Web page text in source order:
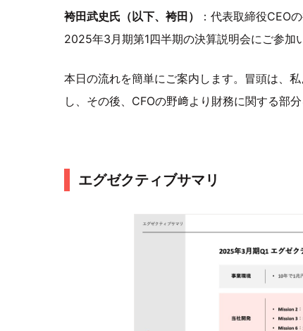
袴田武史氏（以下、袴田）
：代表取締役CEO
2025年3月期第1四半期の決算説明会にご参加
本日の流れを簡単にご案内します。冒頭は、
し、その後、CFOの野﨑より財務に関する部
エグゼクティブサマリ